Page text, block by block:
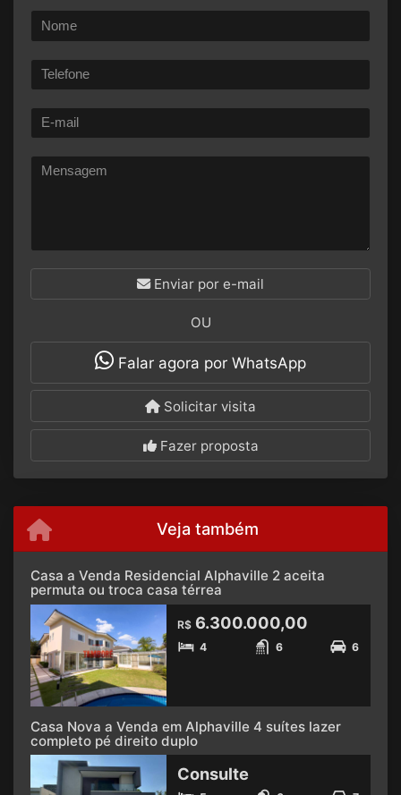
Enviar por e-mail
OU
Falar agora por WhatsApp
Solicitar visita
Fazer proposta
Veja também
Casa a Venda Residencial Alphaville 2 aceita
permuta ou troca casa térrea
R$ 6.300.000,00
4 6 6
Casa Nova a Venda em Alphaville 4 suítes lazer
completo pé direito duplo
Consulte